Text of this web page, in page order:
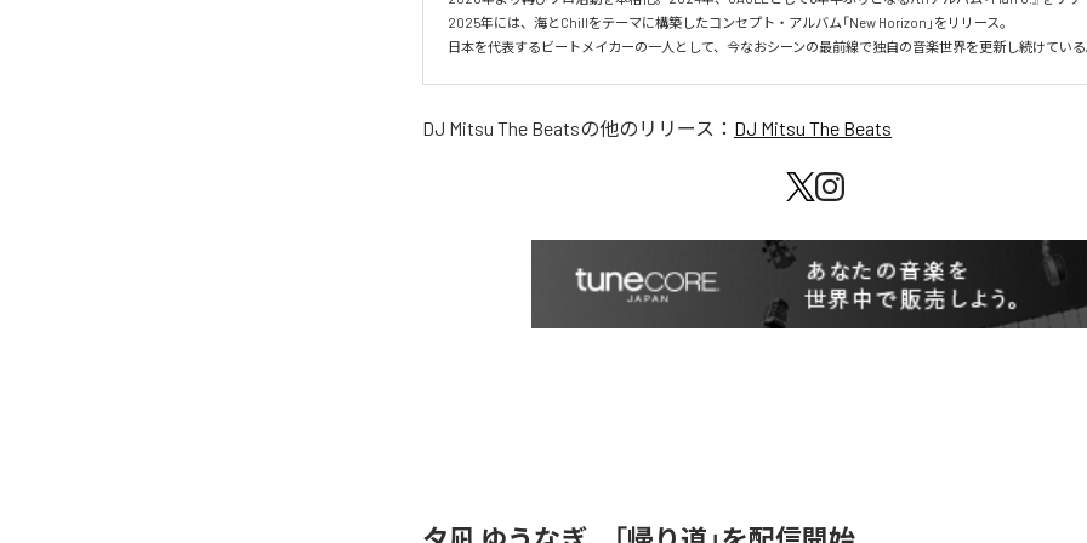
2025年には、海とChillをテーマに構築したコンセプト・アルバム「New Horizon」をリリース。
日本を代表するビートメイカーの一人として、今なおシーンの最前線で独自の音楽世界を更新し続けてい
DJ Mitsu The Beatsの他のリリース： DJ Mitsu The Beats